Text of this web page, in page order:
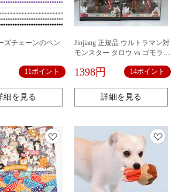
ズチェーンのペン
11ポイント
細を見る
Jinjiang 正規品 ウルトラマン対
モンスター タロウ vs ゴモラ
フィギュア おもちゃ オーナメ
1398円 14ポイント
詳細を見る